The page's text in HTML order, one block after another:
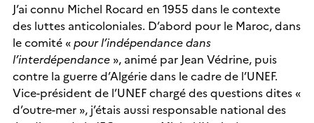
J’ai connu Michel Rocard en 1955 dans le contexte
des luttes anticoloniales. D’abord pour le Maroc, dans
le comité «pour l’indépendance dans
l’interdépendance», animé par Jean Védrine, puis
contre la guerre d’Algérie dans le cadre de l’UNEF.
Vice-président de l’UNEF chargé des questions dites «
d’outre-mer », j’étais aussi responsable national des